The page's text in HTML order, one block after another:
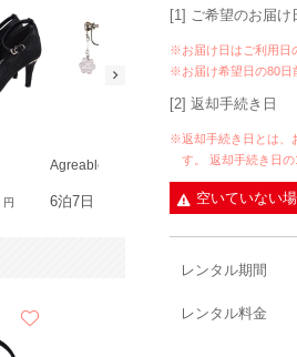
[1] ご希望のお届け
※お届け日はご利用日
※お届け希望日の80日
[2] 返却手続き日
※返却手続き日とは、
す。 返却手続き日の
空いていない
レンタル期間
レンタル料金
円
Agreable
6泊7日